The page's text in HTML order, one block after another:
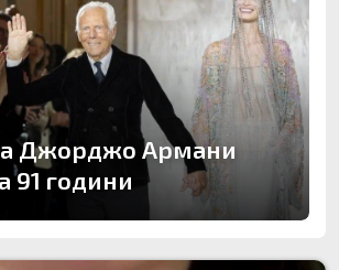
Джорджо Армани
91 години